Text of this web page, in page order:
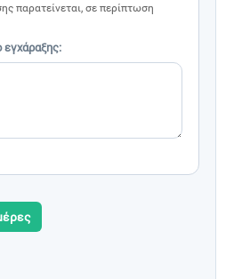
παρατείνεται, σε περίπτωση
εγχάραξης: